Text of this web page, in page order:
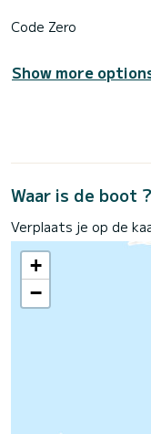
Code Zero
Show more
Waar is de boot ?
Verplaats je op de
+
−